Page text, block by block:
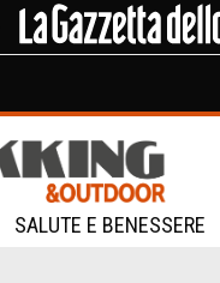
SALUTE E BENESSERE